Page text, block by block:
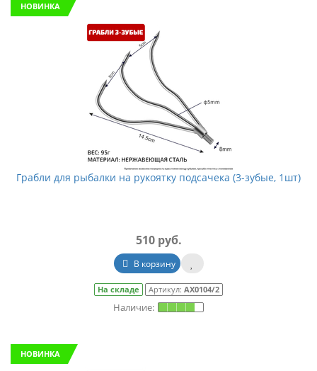
НОВИНКА
Грабли для рыбалки на рукоятку подсачека (3-зубые, 1шт)
510 руб.
В корзину
На складе Артикул: АХ0104/2
НОВИНКА